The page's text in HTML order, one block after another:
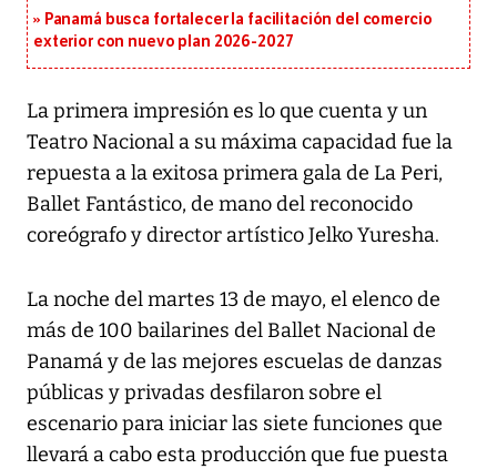
Panamá busca fortalecer la facilitación del comercio
exterior con nuevo plan 2026-2027
La primera impresión es lo que cuenta y un
Teatro Nacional a su máxima capacidad fue la
repuesta a la exitosa primera gala de La Peri,
Ballet Fantástico, de mano del reconocido
coreógrafo y director artístico Jelko Yuresha.
La noche del martes 13 de mayo, el elenco de
más de 100 bailarines del Ballet Nacional de
Panamá y de las mejores escuelas de danzas
públicas y privadas desfilaron sobre el
escenario para iniciar las siete funciones que
llevará a cabo esta producción que fue puesta